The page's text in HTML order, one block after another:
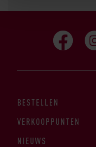
BESTELLEN
VERKOOPPUNTEN
NIEUWS